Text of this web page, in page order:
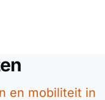
en mobiliteit in